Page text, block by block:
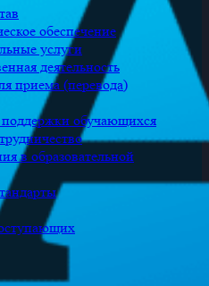
обеспечение
услуги
деятельность
приема (перевода)
обучающихся
в образовательной